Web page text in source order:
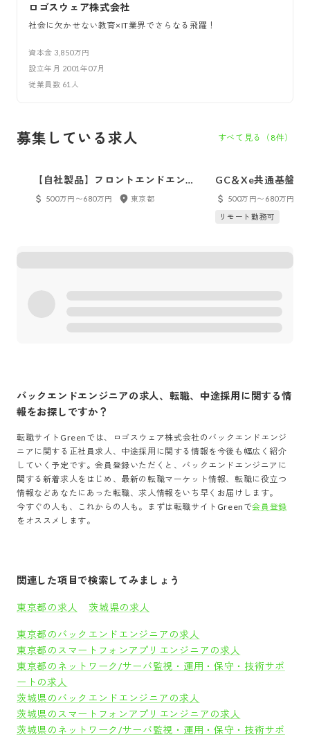
ロゴスウェア株式会社
社会に欠かせない教育×IT業界でさらなる飛躍！
資本金 3,850万円
設立年月 2001年07月
従業員数 61 人
募集している求人 すべて見る（8件）
【自社製品】フロントエンドエンジ
ニア／平均残業時間 7時間／⽉
500万円〜680万円 東京都
GC＆Xe共通基盤
500万円〜680万円
リモート勤務可
バックエンドエンジニアの求人、転職、中途採用に関する情
報をお探しですか？
転職サイトGreenでは、 ロゴスウェア株式会社の バックエンドエンジ
ニア に関する正社員求人、中途採用に関する情報を今後も幅広く紹介
していく予定です。会員登録いただくと、 バックエンドエンジニア に
関する新着求人をはじめ、最新の転職マーケット情報、転職に役立つ
情報などあなたにあった転職、求人情報をいち早くお届けします。
今すぐの人も、これからの人も。まずは転職サイトGreenで会員登録
をオススメします。
関連した項目で検索してみましょう
東京都の求人 茨城県の求人
東京都のバックエンドエンジニアの求人
東京都のスマートフォンアプリエンジニアの求人
東京都のネットワーク/サーバ監視・運用・保守・技術サポ
ートの求人
茨城県のバックエンドエンジニアの求人
茨城県のスマートフォンアプリエンジニアの求人
茨城県のネットワーク/サーバ監視・運用・保守・技術サポ